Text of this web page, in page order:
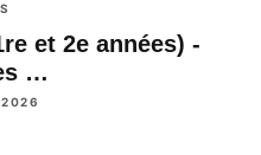
et 2e années) -
…